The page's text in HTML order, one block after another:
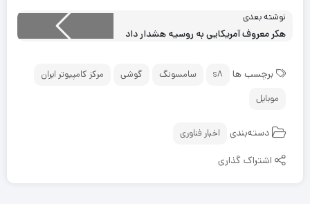
نوشته بعدی
هکر معروف آمریکایی به روسیه هشدار داد
برچسب ها s8 سامسونگ گوشی
مرکز کامپیوتر ایران
موبایل
دسته‌بندی اخبار فناوری
اشتراک گذاری